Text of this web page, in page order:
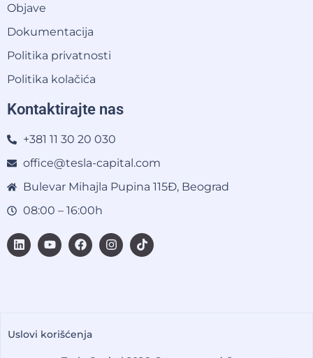
Objave
Dokumentacija
Politika privatnosti
Politika kolačića
Kontaktirajte nas
+381 11 30 20 030
office@tesla-capital.com
Bulevar Mihajla Pupina 115Đ, Beograd
08:00 – 16:00h
Uslovi korišćenja